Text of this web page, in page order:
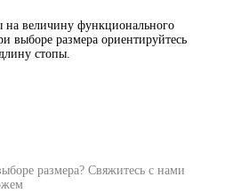
на величину функционального
размера ориентируйтесь
стопы.
размера? Свяжитесь с нами